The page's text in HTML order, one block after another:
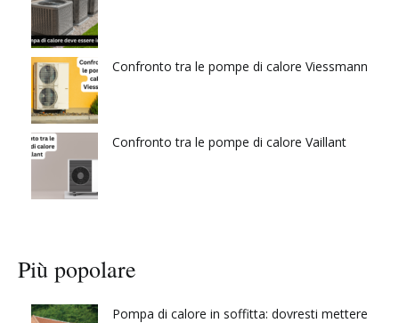
Confronto tra le pompe di calore Viessmann
Confronto tra le pompe di calore Vaillant
Più popolare
Pompa di calore in soffitta: dovresti mettere